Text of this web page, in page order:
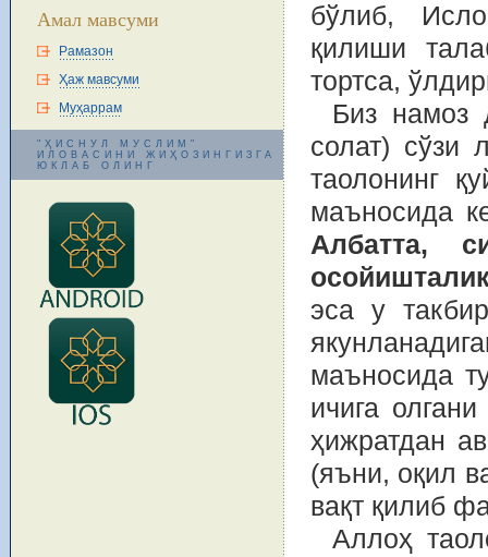
Амал мавсуми
Рамазон
Ҳаж мавсуми
Муҳаррам
"ҲИСНУЛ МУСЛИМ"
ИЛОВАСИНИ ЖИҲОЗИНГИЗГА
ЮКЛАБ ОЛИНГ
бўлиб,
қилиши
тортса,
Биз намоз
солат) сўзи
таолонинг
маъносида
Албатта,
эса у
маъносида
ичига
ҳижратдан
(яъни, оқил
вақт қилиб
Аллоҳ